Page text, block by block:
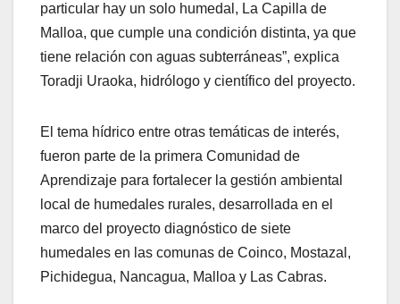
particular hay un solo humedal, La Capilla de
Malloa, que cumple una condición distinta, ya que
tiene relación con aguas subterráneas”, explica
Toradji Uraoka, hidrólogo y científico del proyecto.
El tema hídrico entre otras temáticas de interés,
fueron parte de la primera Comunidad de
Aprendizaje para fortalecer la gestión ambiental
local de humedales rurales, desarrollada en el
marco del proyecto diagnóstico de siete
humedales en las comunas de Coinco, Mostazal,
Pichidegua, Nancagua, Malloa y Las Cabras.